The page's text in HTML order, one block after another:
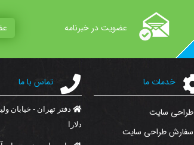
عضویت در خبرنامه
خدمات ما
طراحی سایت
سفارش طراحی سایت
تماس با ما
دفتر تهران - خیابان
دلارا